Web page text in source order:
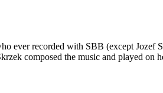
ever recorded with SBB (except
composed the music and played